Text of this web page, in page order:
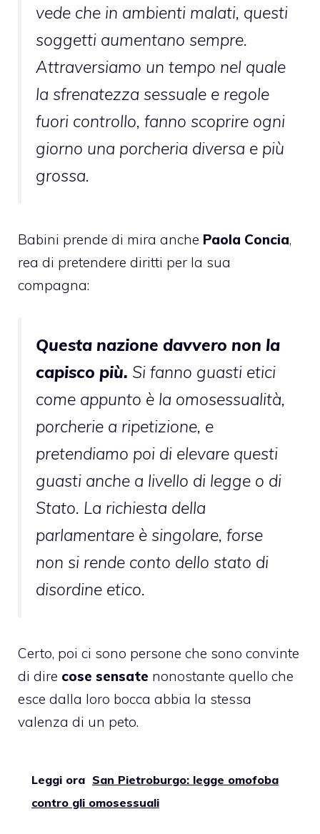
vede che in ambienti malati, questi
soggetti aumentano sempre.
Attraversiamo un tempo nel quale
la sfrenatezza sessuale e regole
fuori controllo, fanno scoprire ogni
giorno una porcheria diversa e più
grossa.
Babini prende di mira anche Paola Concia,
rea di pretendere diritti per la sua
compagna:
Questa nazione davvero non la
capisco più. Si fanno guasti etici
come appunto è la omosessualità,
porcherie a ripetizione, e
pretendiamo poi di elevare questi
guasti anche a livello di legge o di
Stato. La richiesta della
parlamentare è singolare, forse
non si rende conto dello stato di
disordine etico.
Certo, poi ci sono persone che sono convinte
di dire cose sensate nonostante quello che
esce dalla loro bocca abbia la stessa
valenza di un peto.
Leggi ora San Pietroburgo: legge omofoba
contro gli omosessuali